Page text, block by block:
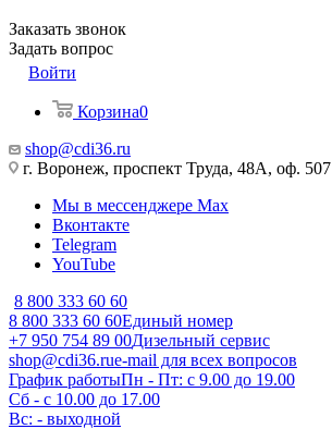
Заказать звонок
Задать вопрос
Войти
Корзина0
shop@cdi36.ru
г. Воронеж, проспект Труда, 48А, оф. 507
Мы в мессенджере Max
Вконтакте
Telegram
YouTube
8 800 333 60 60
8 800 333 60 60Единый номер
+7 950 754 89 00Дизельный сервис
shop@cdi36.rue-mail для всех вопросов
График работыПн - Пт: с 9.00 до 19.00
Сб - с 10.00 до 17.00
Вс: - выходной